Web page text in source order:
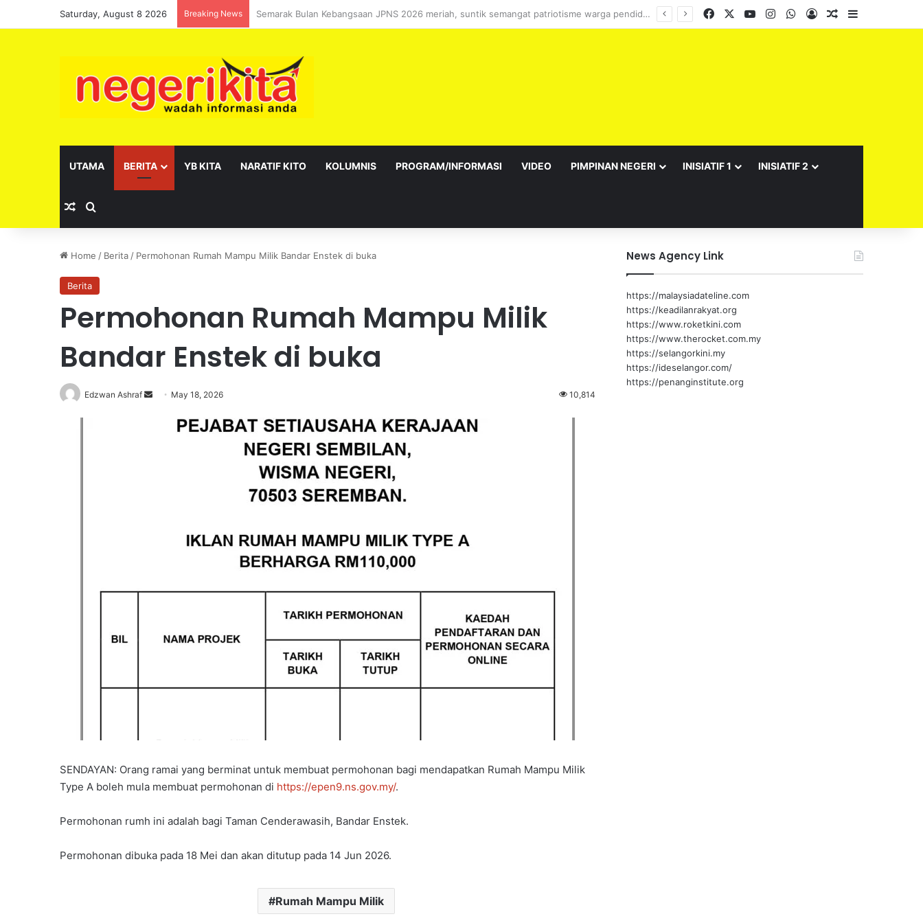
Saturday, August 8 2026 Breaking News Pelantikan sebagai Exco satu amanah besar – Siow Kong Choon Facebook YouTubeInstagramWhatsApp
Log InRandom Article
UTAMA BERITA YB KITA NARATIF KITO KOLUMNIS PROGRAM/INFORMASI VIDEO PIMPINAN NEGERI INISIATIF 1 INISIATIF 2
Random Article
Home / Berita / Permohonan Rumah Mampu Milik Bandar Enstek di buka
Berita
Permohonan Rumah Mampu Milik
Bandar Enstek di buka
Edzwan Ashraf May 18, 2026 10,814
SENDAYAN: Orang ramai yang berminat untuk membuat permohonan bagi mendapatkan Rumah Mampu Milik
Type A boleh mula membuat permohonan di https://epen9.ns.gov.my/.
Permohonan rumh ini adalah bagi Taman Cenderawasih, Bandar Enstek.
Permohonan dibuka pada 18 Mei dan akan ditutup pada 14 Jun 2026.
Rumah Mampu Milik
News Agency Link
https://malaysiadateline.com
https://keadilanrakyat.org
https://www.roketkini.com
https://www.therocket.com.my
https://selangorkini.my
https://ideselangor.com/
https://penanginstitute.org